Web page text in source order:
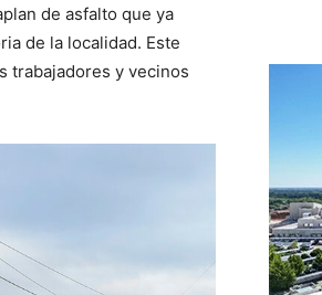
de asfalto que ya
de la localidad. Este
trabajadores y vecinos